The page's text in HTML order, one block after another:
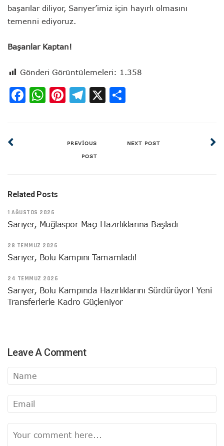
başarılar diliyor, Sarıyer’imiz için hayırlı olmasını
temenni ediyoruz.
Başarılar Kaptan!
Gönderi Görüntülemeleri: 1.358
Facebook
WhatsApp
Pinterest
Telegram
X
PREVIOUS
POST
NEXT POST
Related Posts
1 AĞUSTOS 2026
Sarıyer, Muğlaspor Maçı Hazırlıklarına Başladı
28 TEMMUZ 2026
Sarıyer, Bolu Kampını Tamamladı!
24 TEMMUZ 2026
Sarıyer, Bolu Kampında Hazırlıklarını Sürdürüyor! Yeni
Transferlerle Kadro Güçleniyor
Leave A Comment